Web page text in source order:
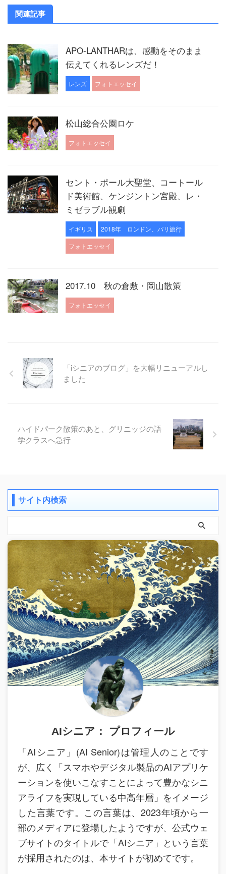
関連記事
APO-LANTHARは、感動をそのまま
伝えてくれるレンズだ！
レンズ フォトエッセイ
松山総合公園ロケ
フォトエッセイ
セント・ポール大聖堂、コートール
ド美術館、ケンジントン宮殿、レ・
ミゼラブル観劇
イギリス
2018年 ロンドン、パリ旅行
フォトエッセイ
2017.10 秋の倉敷・岡山散策
フォトエッセイ
「iシニアのブログ」を大幅リニューアルし
ました
ハイドパーク散策のあと、グリニッジの語
学クラスへ急行
サイト内検索
AIシニア： プロフィール
「AIシニア」(AI Senior)は管理人のことです
が、広く「スマホやデジタル製品のAIアプリケ
ーションを使いこなすことによって豊かなシニ
アライフを実現している中高年層」をイメージ
した言葉です。この言葉は、2023年頃から一
部のメディアに登場したようですが、公式ウェ
ブサイトのタイトルで「AIシニア」という言葉
が採用されたのは、本サイトが初めてです。